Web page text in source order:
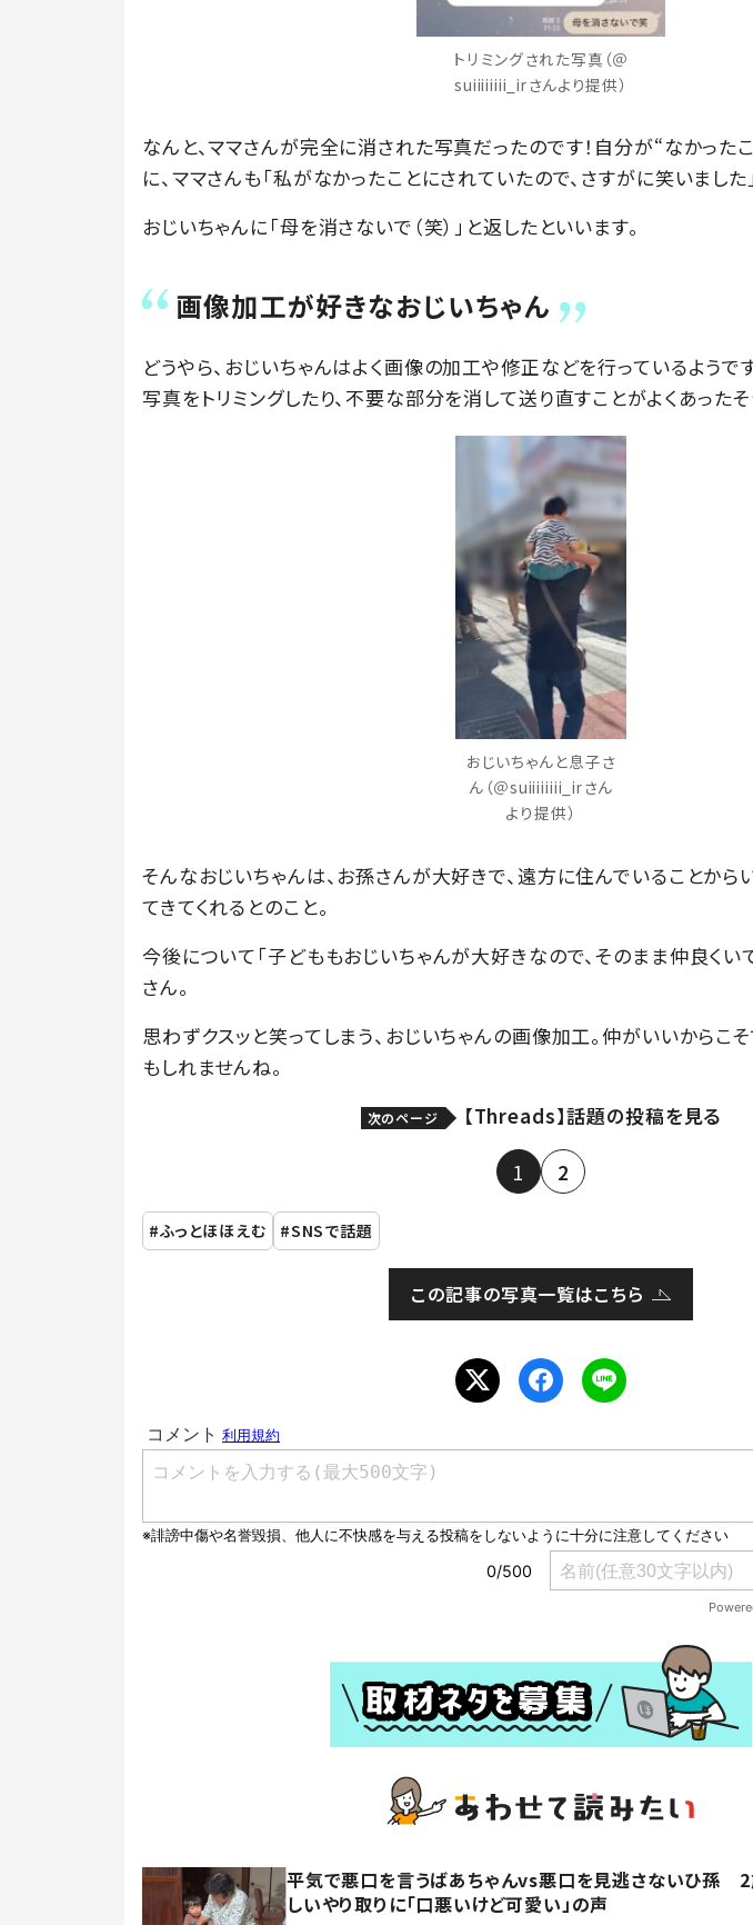
トリミングされた写真（＠
suiiiiiiii_irさんより提供）
なんと、ママさんが完全に消された写真だったのです！自分が“なかった
に、ママさんも「私がなかったことにされていたので、さすがに笑いました
おじいちゃんに「母を消さないで（笑）」と返したといいます。
画像加工が好きなおじいちゃん
どうやら、おじいちゃんはよく画像の加工や修正などを行っているようで
写真をトリミングしたり、不要な部分を消して送り直すことがよくあったそ
おじいちゃんと息子さ
ん（＠suiiiiiiii_irさん
より提供）
そんなおじいちゃんは、お孫さんが大好きで、遠方に住んでいることから
てきてくれるとのこと。
今後について「子どももおじいちゃんが大好きなので、そのまま仲良くい
さん。
思わずクスッと笑ってしまう、おじいちゃんの画像加工。仲がいいからこ
もしれませんね。
次のページ 【Threads】話題の投稿を見る
1 2
ふっとほほえむ SNSで話題
この記事の写真一覧はこちら
平気で悪口を言うばあちゃんvs悪口を見逃さないひ孫
しいやり取りに「口悪いけど可愛い」の声